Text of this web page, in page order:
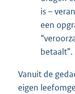
is –
een
betaalt”.
Vanuit de
eigen